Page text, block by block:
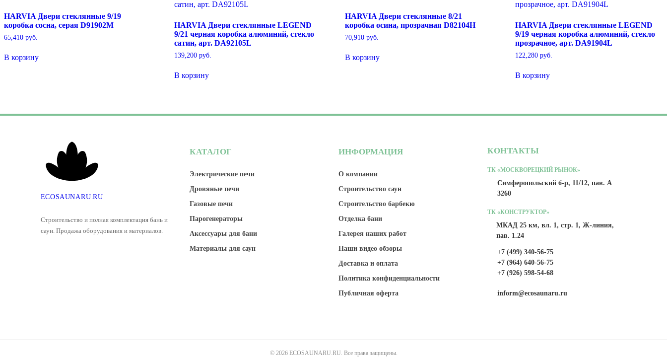
HARVIA Двери стеклянные 9/19
коробка сосна, серая D91902M
65,410 руб.
В корзину
HARVIA Двери стеклянные LEGEND
9/21 черная коробка алюминий, стекло
сатин, арт. DA92105L
139,200 руб.
В корзину
HARVIA Двери стеклянные 8/21
коробка осина, прозрачная D82104H
70,910руб.
В корзину
HARVIA Двери стеклянные LEGEND
9/19 черная коробка алюминий, стекло
прозрачное, арт. DA91904L
122,280руб.
В корзину
ECOSAUNARU .RU
Строительство и полная комплектация бань и
саун. Продажа оборудования и материалов.
КАТАЛОГ
Электрические печи
Дровяные печи
Газовые печи
Парогенераторы
Аксессуары для бани
Материалы для саун
ИНФОРМАЦИЯ
О компании
Строительство саун
Строительство барбекю
Отделка бани
Галерея наших работ
Наши видео обзоры
Доставка и оплата
Политика конфиденциальности
Публичная оферта
КОНТАКТЫ
ТК «МОСКВОРЕЦКИЙ РЫНОК»
Симферопольский б-р, 11/12, пав. А
3260
ТК «КОНСТРУКТОР»
МКАД 25 км, вл. 1, стр. 1, Ж-линия,
пав. 1.24
+7 (499) 340-56-75
+7 (964) 640-56-75
+7 (926) 598-54-68
inform@ecosaunaru.ru
© 2026 ECOSAUNARU.RU. Все права защищены.